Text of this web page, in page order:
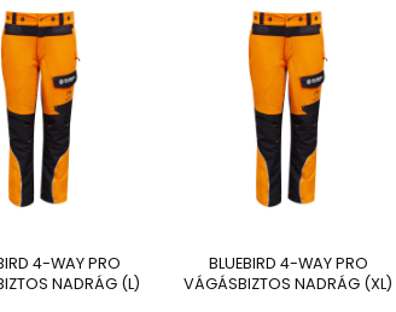
4-WAY PRO
NADRÁG (L)
BLUEBIRD 4-WAY PRO
VÁGÁSBIZTOS NADRÁG (XL)